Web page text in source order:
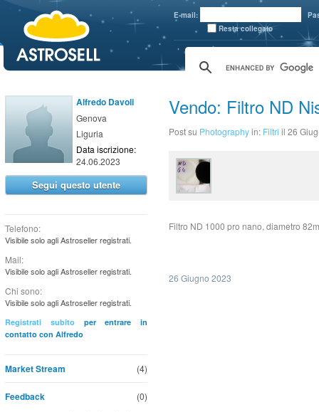
E-mail:
Resta collegato
Alfredo Davoli
Genova
Liguria
Data iscrizione:
24.06.2023
Segui questo utente
Telefono:
Visibile solo agli Astroseller registrati.
Mail:
Visibile solo agli Astroseller registrati.
Chi sono:
Visibile solo agli Astroseller registrati.
Registrati subitoper entrare in
contatto con Alfredo
(4)
Market Stream
Feedback (0)
Vendo: Filtro ND
Post su Photographyin: Filtri il 26
Filtro ND 1000 pro nano, diametro
26 Giugno 2023